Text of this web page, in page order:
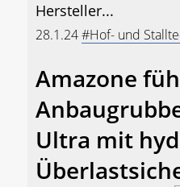
Hersteller...
28.1.24#Hof- und
Amazone
Ultra mit